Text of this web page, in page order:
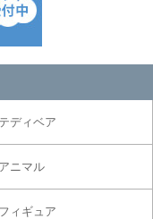
テディベア
アニマル
フィギュア